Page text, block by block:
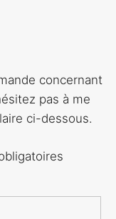
concernant
pas à me
ci-dessous.